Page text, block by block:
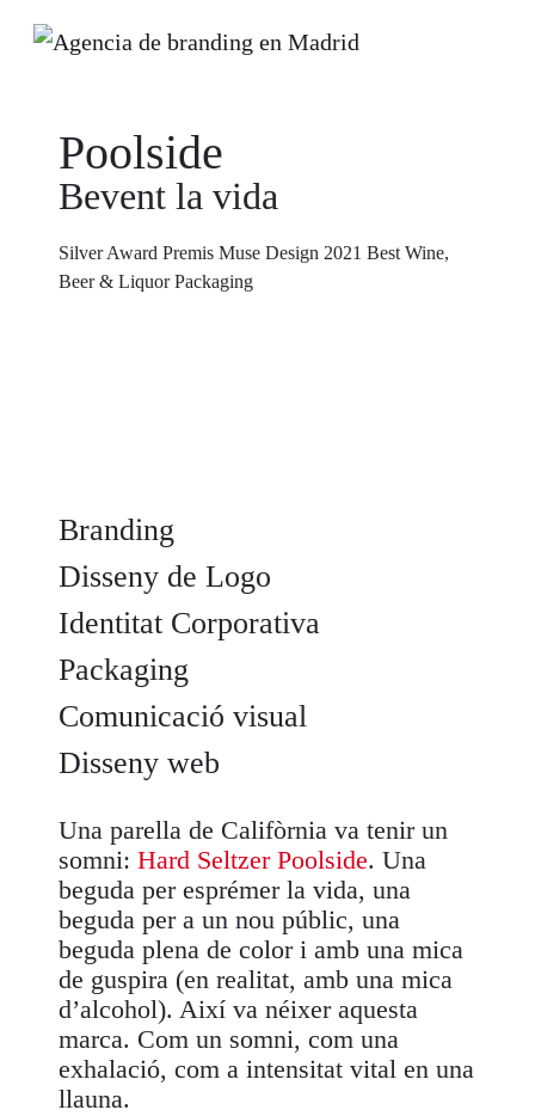
Poolside
Bevent la vida
Silver Award Premis Muse Design 2021 Best Wine,
Beer & Liquor Packaging
Branding
Disseny de Logo
Identitat Corporativa
Packaging
Comunicació visual
Disseny web
Una parella de Califòrnia va tenir un
somni: Hard Seltzer Poolside. Una
beguda per esprémer la vida, una
beguda per a un nou públic, una
beguda plena de color i amb una mica
de guspira (en realitat, amb una mica
d’alcohol). Així va néixer aquesta
marca. Com un somni, com una
exhalació, com a intensitat vital en una
llauna.